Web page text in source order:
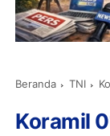
Beranda TNI
Koramil